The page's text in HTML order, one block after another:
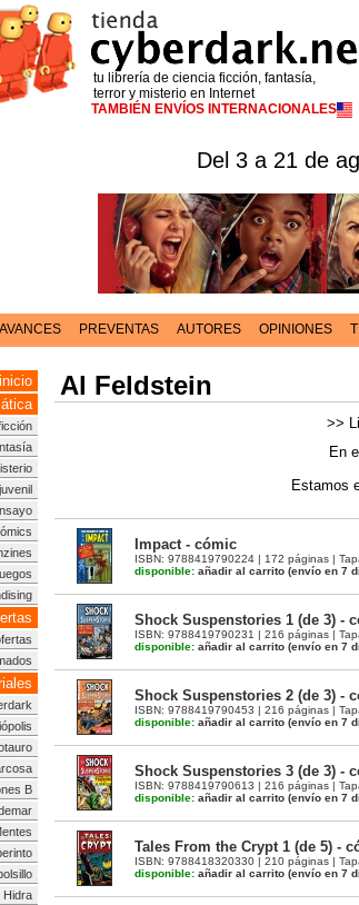
tu librería de ciencia ficción, fantasía,
terror y misterio en Internet
TAMBIÉN ENVÍOS INTERNACIONALES
Del 3 a 21 de
AVANCES PREVENTAS AUTORES OPINIONES
inicio
B
Hidra
Al Feldstein
>>
En
Estamos
Impact - cómic
ISBN: 9788419790224 | 172 páginas |
disponible: añadir al carrito (envío en 7
Shock Suspenstories 1 (de 3) -
ISBN: 9788419790231 | 216 páginas |
disponible: añadir al carrito (envío en 7
Shock Suspenstories 2 (de 3) -
ISBN: 9788419790453 | 216 páginas |
disponible: añadir al carrito (envío en 7
Shock Suspenstories 3 (de 3) -
ISBN: 9788419790613 | 216 páginas |
disponible: añadir al carrito (envío en 7
Tales From the Crypt 1 (de 5) -
ISBN: 9788418320330 | 210 páginas |
disponible: añadir al carrito (envío en 7